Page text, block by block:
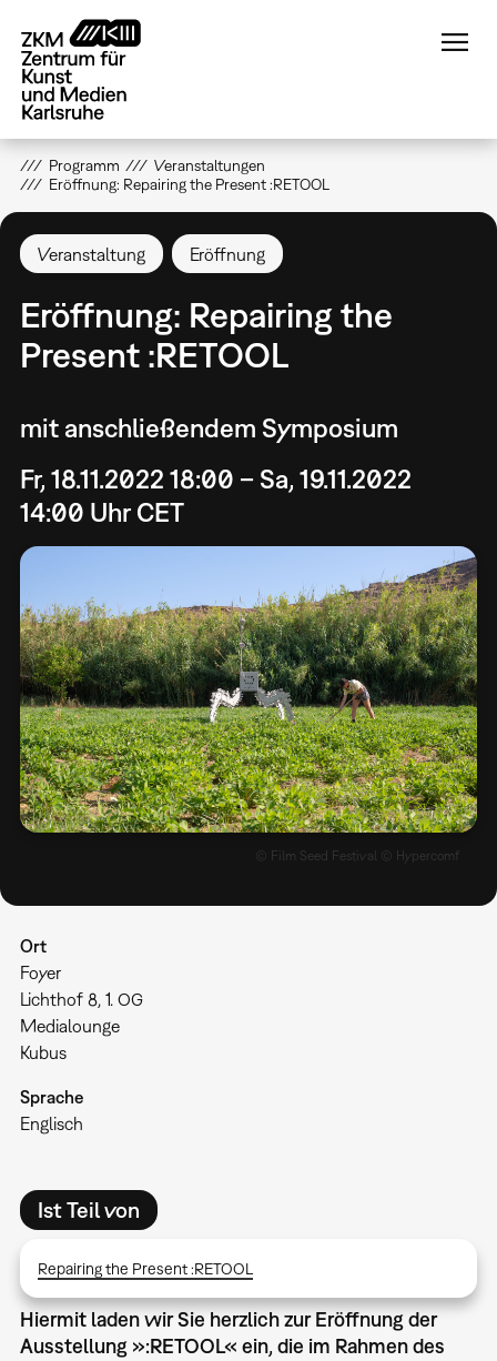
zum
Inhalt
Programm
Veranstaltungen
Eröffnung: Repairing the Present :RETOOL
Veranstaltung Eröffnung
Eröffnung: Repairing the
Present :RETOOL
mit anschließendem Symposium
Fr, 18.11.2022 18:00 – Sa, 19.11.2022
14:00 Uhr CET
© Film Seed Festival © Hypercomf
Ort
Foyer
Lichthof 8, 1. OG
Medialounge
Kubus
Sprache
Englisch
Ist Teil von
Repairing the Present :RETOOL
Hiermit laden wir Sie herzlich zur Eröffnung der
Ausstellung »:RETOOL« ein, die im Rahmen des